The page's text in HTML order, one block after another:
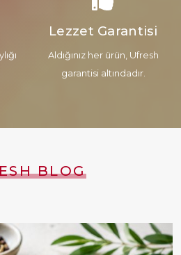
Lezzet Garantisi
Aldığınız her ürün, Ufresh
garantisi altındadır.
BLOG